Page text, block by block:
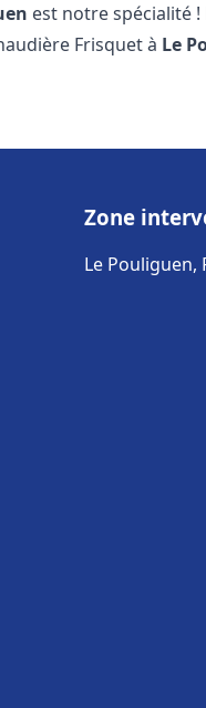
est notre spécialité
Frisquet à Le
Zone
Le Pouliguen,